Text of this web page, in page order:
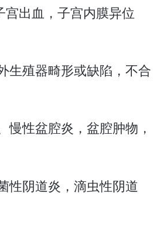
宫出血，子宫内膜异位
生殖器畸形或缺陷，不合
慢性盆腔炎，盆腔肿物，
性阴道炎，滴虫性阴道